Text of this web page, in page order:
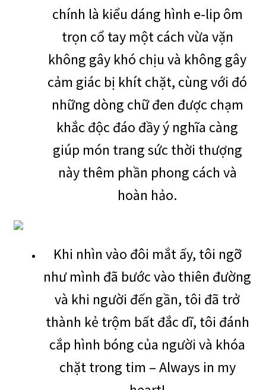
chính là kiểu dáng hình e-lip ôm
trọn cổ tay một cách vừa vặn
không gây khó chịu và không gây
cảm giác bị khít chặt, cùng với đó
những dòng chữ đen được chạm
khắc độc đáo đầy ý nghĩa càng
giúp món trang sức thời thượng
này thêm phần phong cách và
hoàn hảo.
Khi nhìn vào đôi mắt ấy, tôi ngỡ
như mình đã bước vào thiên đường
và khi người đến gần, tôi đã trở
thành kẻ trộm bất đắc dĩ, tôi đánh
cắp hình bóng của người và khóa
chặt trong tim – Always in my